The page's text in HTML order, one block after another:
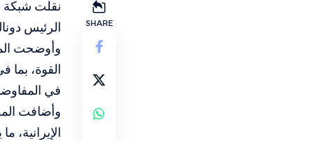
SHARE
الرئيس
وأوضحت
القوة،
في
وأضافت
الإيرانية،